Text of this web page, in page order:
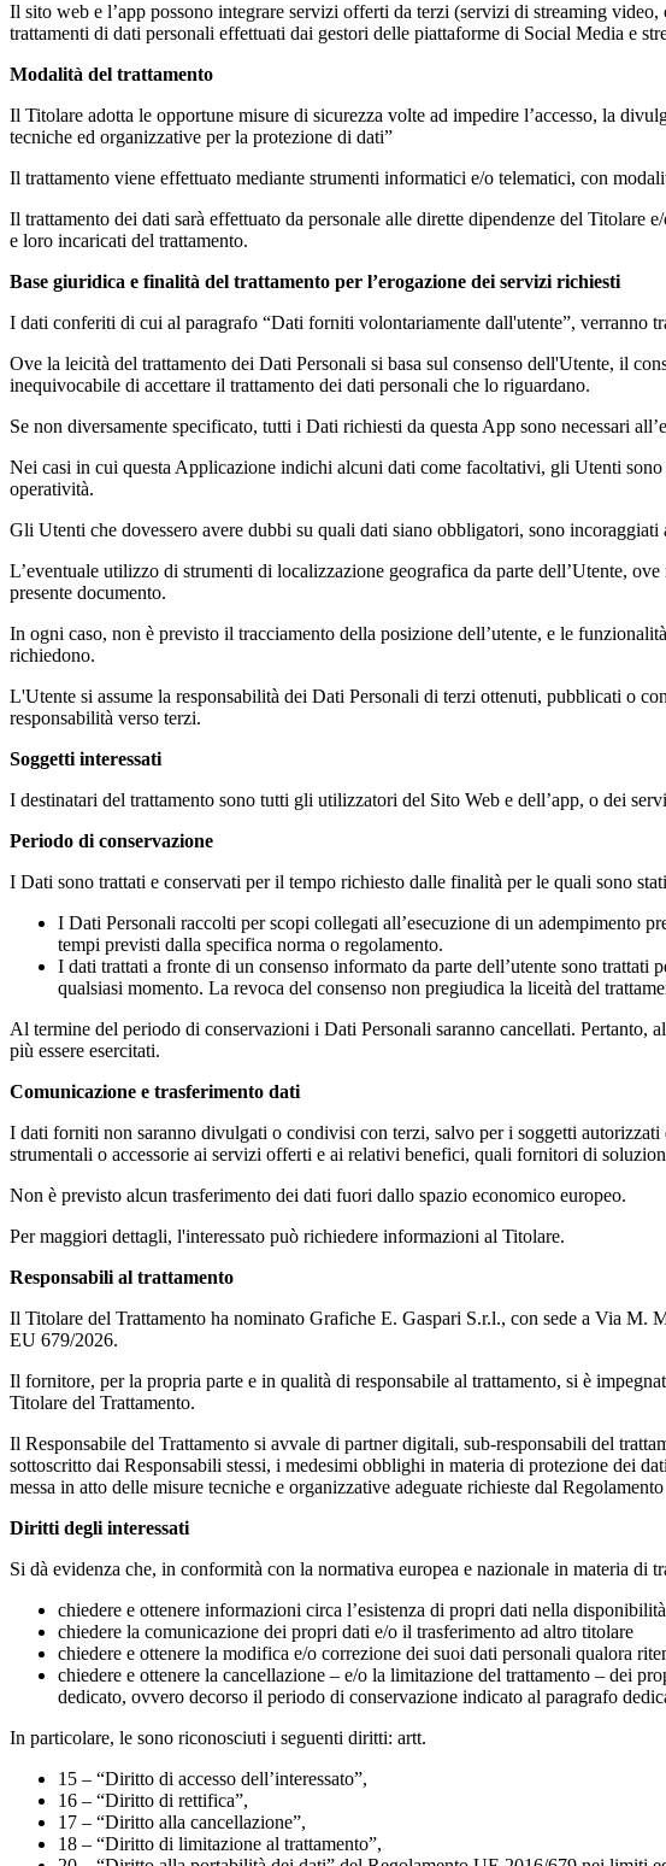
Il sito web e l’app possono integrare servizi offerti da terzi (servizi di streaming
trattamenti di dati personali effettuati dai gestori delle piattaforme di Social Media e
Modalità del trattamento
Il Titolare adotta le opportune misure di sicurezza volte ad impedire l’accesso, la
tecniche ed organizzative per la protezione di dati”
Il trattamento viene effettuato mediante strumenti informatici e/o telematici, con
Il trattamento dei dati sarà effettuato da personale alle dirette dipendenze del
e loro incaricati del trattamento.
Base giuridica e finalità del trattamento per l’erogazione dei servizi richiesti
I dati conferiti di cui al paragrafo “Dati forniti volontariamente dall'utente”, verranno
Ove la leicità del trattamento dei Dati Personali si basa sul consenso dell'Utente, il
inequivocabile di accettare il trattamento dei dati personali che lo riguardano.
Se non diversamente specificato, tutti i Dati richiesti da questa App sono necessari
Nei casi in cui questa Applicazione indichi alcuni dati come facoltativi, gli Utenti
operatività.
Gli Utenti che dovessero avere dubbi su quali dati siano obbligatori, sono incoraggiati
L’eventuale utilizzo di strumenti di localizzazione geografica da parte dell’Utente,
presente documento.
In ogni caso, non è previsto il tracciamento della posizione dell’utente, e le
richiedono.
L'Utente si assume la responsabilità dei Dati Personali di terzi ottenuti, pubblicati o
responsabilità verso terzi.
Soggetti interessati
I destinatari del trattamento sono tutti gli utilizzatori del Sito Web e dell’app, o dei
Periodo di conservazione
I Dati sono trattati e conservati per il tempo richiesto dalle finalità per le quali sono
I Dati Personali raccolti per scopi collegati all’esecuzione di un adempimento
tempi previsti dalla specifica norma o regolamento.
I dati trattati a fronte di un consenso informato da parte dell’utente sono
qualsiasi momento. La revoca del consenso non pregiudica la liceità del
Al termine del periodo di conservazioni i Dati Personali saranno cancellati.
più essere esercitati.
Comunicazione e trasferimento dati
I dati forniti non saranno divulgati o condivisi con terzi, salvo per i soggetti
strumentali o accessorie ai servizi offerti e ai relativi benefici, quali fornitori di
Non è previsto alcun trasferimento dei dati fuori dallo spazio economico europeo.
Per maggiori dettagli, l'interessato può richiedere informazioni al Titolare.
Responsabili al trattamento
Il Titolare del Trattamento ha nominato Grafiche E. Gaspari S.r.l., con sede a Via
EU 679/2026.
Il fornitore, per la propria parte e in qualità di responsabile al trattamento, si è
Titolare del Trattamento.
Il Responsabile del Trattamento si avvale di partner digitali, sub-responsabili del
sottoscritto dai Responsabili stessi, i medesimi obblighi in materia di protezione dei
messa in atto delle misure tecniche e organizzative adeguate richieste dal Regolamento
Diritti degli interessati
Si dà evidenza che, in conformità con la normativa europea e nazionale in materia di
chiedere e ottenere informazioni circa l’esistenza di propri dati nella
chiedere la comunicazione dei propri dati e/o il trasferimento ad altro titolare
chiedere e ottenere la modifica e/o correzione dei suoi dati personali qualora
chiedere e ottenere la cancellazione – e/o la limitazione del trattamento – dei
dedicato, ovvero decorso il periodo di conservazione indicato al paragrafo
In particolare, le sono riconosciuti i seguenti diritti: artt.
15 – “Diritto di accesso dell’interessato”,
16 – “Diritto di rettifica”,
17 – “Diritto alla cancellazione”,
18 – “Diritto di limitazione al trattamento”,